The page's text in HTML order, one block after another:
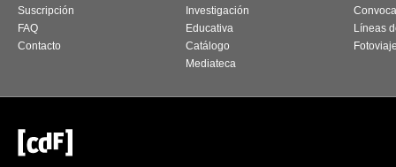
Suscripción
FAQ
Contacto
Investigación
Educativa
Catálogo
Mediateca
Líneas